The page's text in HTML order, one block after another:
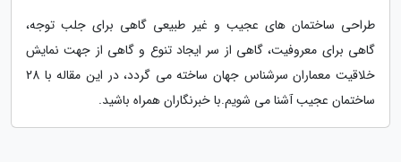
طراحی ساختمان های عجیب و غیر طبیعی گاهی برای جلب توجه،
گاهی برای معروفیت، گاهی از سر ایجاد تنوع و گاهی از جهت نمایش
خلاقیت معماران سرشناس جهان ساخته می گردد، در این مقاله با 28
ساختمان عجیب آشنا می شویم.با خبرنگاران همراه باشید.